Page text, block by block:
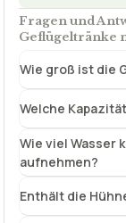
Fragen und
Geflügeltränke
Wie groß ist die
Welche
Wie viel Wasser
aufnehmen?
Enthält die